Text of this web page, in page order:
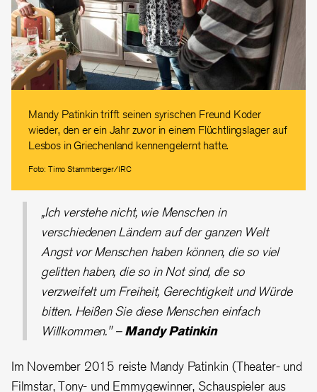
Mandy Patinkin trifft seinen syrischen Freund Koder
wieder, den er ein Jahr zuvor in einem Flüchtlingslager auf
Lesbos in Griechenland kennengelernt hatte.
Foto: Timo Stammberger/IRC
„Ich verstehe nicht, wie Menschen in
verschiedenen Ländern auf der ganzen Welt
Angst vor Menschen haben können, die so viel
gelitten haben, die so in Not sind, die so
verzweifelt um Freiheit, Gerechtigkeit und Würde
bitten. Heißen Sie diese Menschen einfach
Willkommen." –Mandy Patinkin
Im November 2015 reiste Mandy Patinkin (Theater- und
Filmstar, Tony- und Emmygewinner, Schauspieler aus